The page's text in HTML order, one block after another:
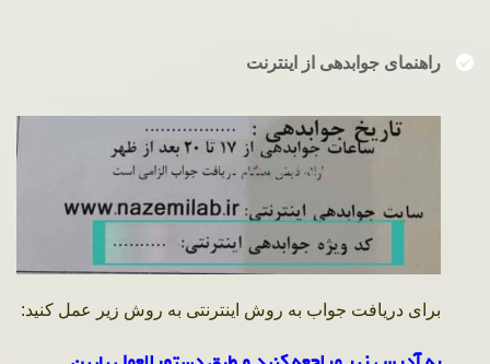
راهنمای جوابدهی از اینترنت
برای دریافت جواب به روش اینترنتی به روش زیر عمل کنید: